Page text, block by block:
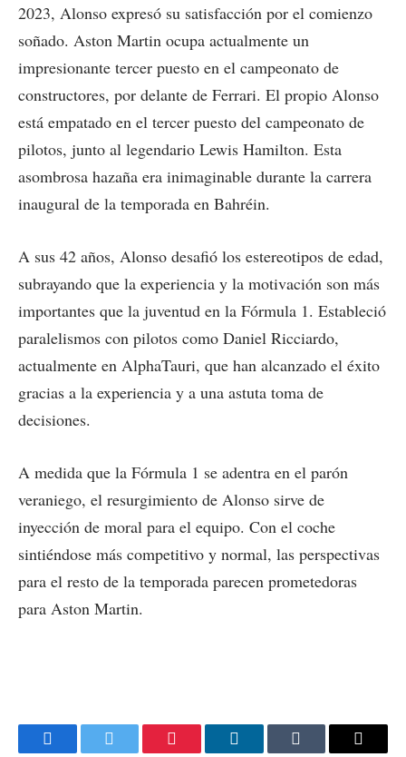
2023, Alonso expresó su satisfacción por el comienzo
soñado. Aston Martin ocupa actualmente un
impresionante tercer puesto en el campeonato de
constructores, por delante de Ferrari. El propio Alonso
está empatado en el tercer puesto del campeonato de
pilotos, junto al legendario Lewis Hamilton. Esta
asombrosa hazaña era inimaginable durante la carrera
inaugural de la temporada en Bahréin.
A sus 42 años, Alonso desafió los estereotipos de edad,
subrayando que la experiencia y la motivación son más
importantes que la juventud en la Fórmula 1. Estableció
paralelismos con pilotos como Daniel Ricciardo,
actualmente en AlphaTauri, que han alcanzado el éxito
gracias a la experiencia y a una astuta toma de
decisiones.
A medida que la Fórmula 1 se adentra en el parón
veraniego, el resurgimiento de Alonso sirve de
inyección de moral para el equipo. Con el coche
sintiéndose más competitivo y normal, las perspectivas
para el resto de la temporada parecen prometedoras
para Aston Martin.
FacebookTwitter Pinterest LinkedInTumblr Email